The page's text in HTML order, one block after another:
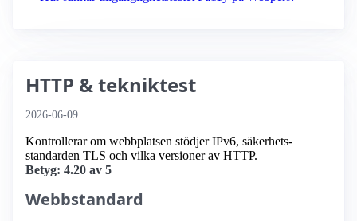
HTTP & tekniktest
2026-06-09
Kontrollerar om webbplatsen stödjer IPv6, säkerhets­
standarden TLS och vilka versioner av HTTP.
Betyg: 4.20 av 5
Webbstandard